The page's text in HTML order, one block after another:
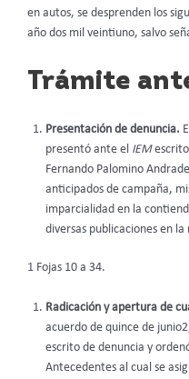
en autos, se desprenden los
año dos mil veintiuno, salvo
Trámite
Presentación de denuncia.
presentó ante el IEM
Fernando Palomino
anticipados de campaña,
imparcialidad en la
diversas publicaciones en
1 Fojas 10 a 34.
Radicación y apertura de
acuerdo de quince de
escrito de denuncia y
Antecedentes al cual se